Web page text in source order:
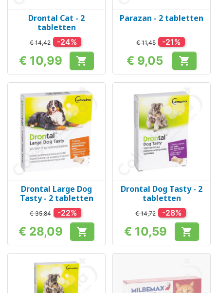
Drontal Cat - 2
tabletten
€ 14,42 -24%
Prijs
€ 10,99 
Parazan - 2 tabletten
€ 11,45 -21%
Prijs
€ 9,05 
Drontal Large Dog
Tasty - 2 tabletten
€ 35,84 -22%
Prijs
€ 28,09 
Drontal Dog Tasty - 2
tabletten
€ 14,72 -28%
Prijs
€ 10,59 